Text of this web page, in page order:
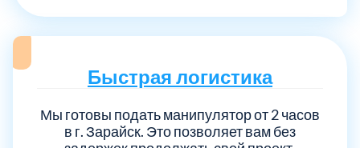
Быстрая логистика
Мы готовы подать манипулятор от 2 часов
в г. Зарайск. Это позволяет вам без